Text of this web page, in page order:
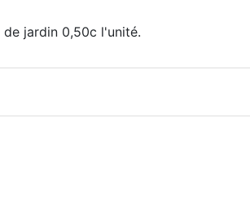
jardin 0,50c l'unité.